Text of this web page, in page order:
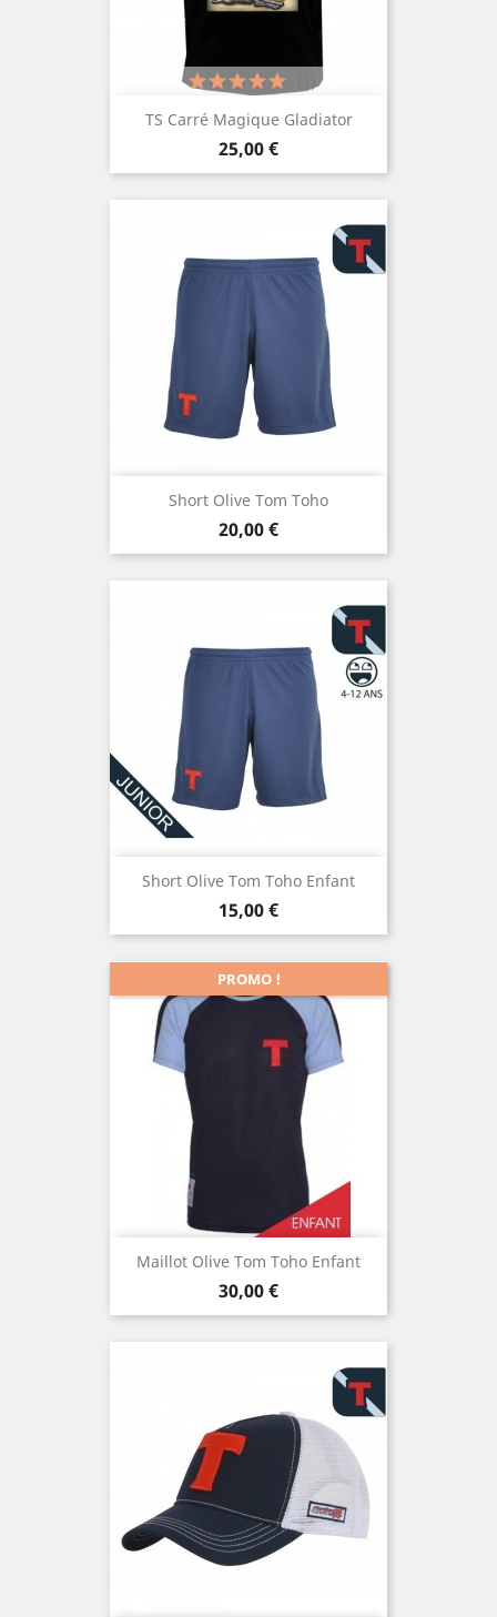
TS Carré Magique Gladiator
Prix
25,00 €
(1)
Short Olive Tom Toho
Prix
20,00 €
Short Olive Tom Toho Enfant
Prix
15,00 €
Maillot Olive Tom Toho Enfant
Prix
30,00 €
PROMO !